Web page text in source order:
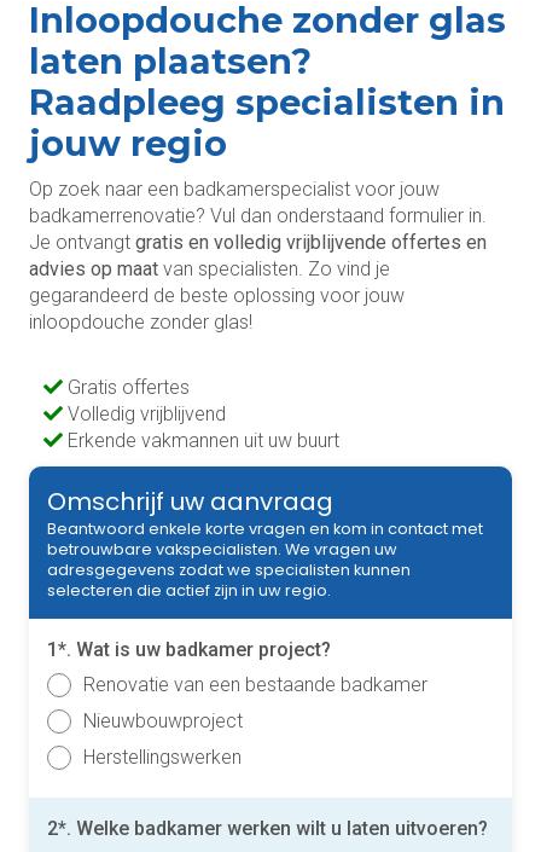
Inloopdouche zonder glas
laten plaatsen?
Raadpleeg specialisten in
jouw regio
Op zoek naar een badkamerspecialist voor jouw
badkamerrenovatie? Vul dan onderstaand formulier in.
Je ontvangt gratis en volledig vrijblijvende offertes en
advies op maat van specialisten. Zo vind je
gegarandeerd de beste oplossing voor jouw
inloopdouche zonder glas!
Gratis offertes
Volledig vrijblijvend
Erkende vakmannen uit uw buurt
Omschrijf uw aanvraag
Beantwoord enkele korte vragen en kom in contact met
betrouwbare vakspecialisten. We vragen uw
adresgegevens zodat we specialisten kunnen
selecteren die actief zijn in uw regio.
1*. Wat is uw badkamer project?
Renovatie van een bestaande badkamer
Nieuwbouwproject
Herstellingswerken
2*. Welke badkamer werken wilt u laten uitvoeren?